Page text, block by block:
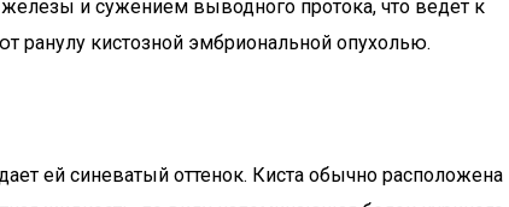
и сужением выводного протока, что ведет к
ранулу кистозной эмбриональной опухолью.
ей синеватый оттенок. Киста обычно расположена